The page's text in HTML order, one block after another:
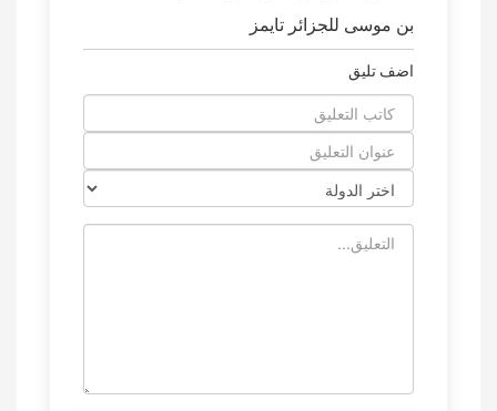
بن موسى للجزائر تايمز
اضف تليق